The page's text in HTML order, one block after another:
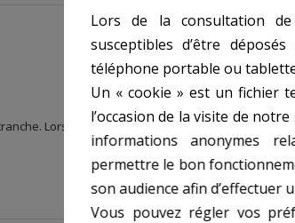
Lorsqu’il y a des tétons de part et d’autre, la
Lors de la consultation
susceptibles d’être
téléphone portable ou
Un « cookie » est un fichier
l’occasion de la visite de
informations anonymes
permettre le bon
son audience afin d’effectuer
Vous pouvez régler vos